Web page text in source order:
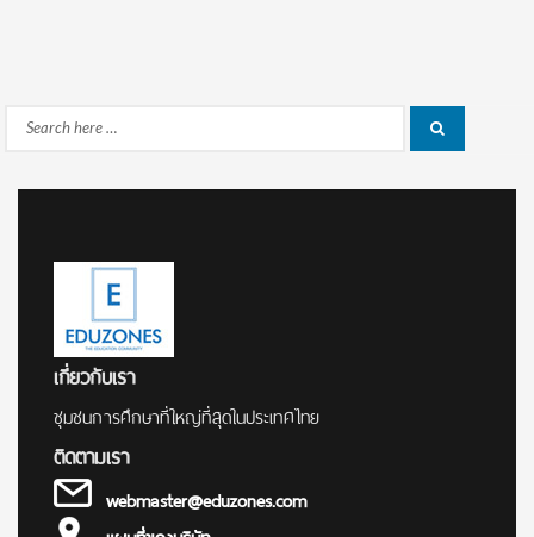
Search
เกี่ยวกับเรา
ชุมชนการศึกษาที่ใหญ่ที่สุดในประเทศไทย
ติดตามเรา
webmaster@eduzones.com